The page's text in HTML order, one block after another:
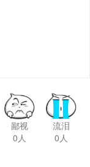
鄙视
0人
流泪
0人